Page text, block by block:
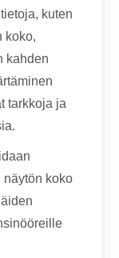
kuten
koko,
kahden
tarkkoja ja
näytön koko